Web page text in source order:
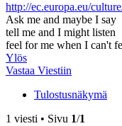
http://ec.europa.eu/
Ask me and maybe I say
tell me and I might listen
feel for me when I can't
Ylös
Vastaa Viestiin
Tulostusnäkymä
1 viesti • Sivu 1/1